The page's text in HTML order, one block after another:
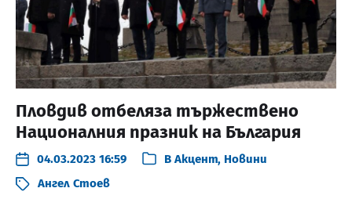
Пловдив отбеляза тържествено
Националния празник на България
04.03.2023 16:59 В Акцент, Новини
Ангел Стоев